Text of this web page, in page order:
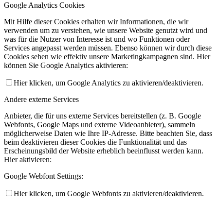
Google Analytics Cookies
Mit Hilfe dieser Cookies erhalten wir Informationen, die wir
verwenden um zu verstehen, wie unsere Website genutzt wird und
was für die Nutzer von Interesse ist und wo Funktionen oder
Services angepasst werden müssen. Ebenso können wir durch diese
Cookies sehen wie effektiv unsere Marketingkampagnen sind. Hier
können Sie Google Analytics aktivieren:
Hier klicken, um Google Analytics zu aktivieren/deaktivieren.
Andere externe Services
Anbieter, die für uns externe Services bereitstellen (z. B. Google
Webfonts, Google Maps und externe Videoanbieter), sammeln
möglicherweise Daten wie Ihre IP-Adresse. Bitte beachten Sie, dass
beim deaktivieren dieser Cookies die Funktionalität und das
Erscheinungsbild der Website erheblich beeinflusst werden kann.
Hier aktivieren:
Google Webfont Settings:
Hier klicken, um Google Webfonts zu aktivieren/deaktivieren.